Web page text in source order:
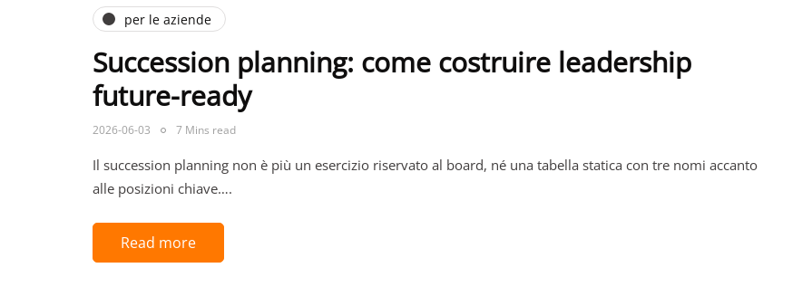
per le aziende
Succession planning: come costruire leadership
future-ready
2026-06-03 7 Mins read
Il succession planning non è più un esercizio riservato al board, né una tabella statica con tre nomi accanto
alle posizioni chiave….
Read more